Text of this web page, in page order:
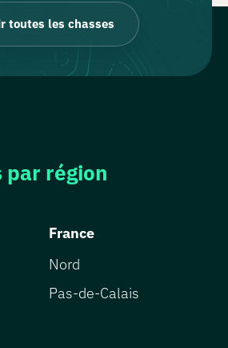
toutes les chasses
par région
France
Nord
Pas-de-Calais